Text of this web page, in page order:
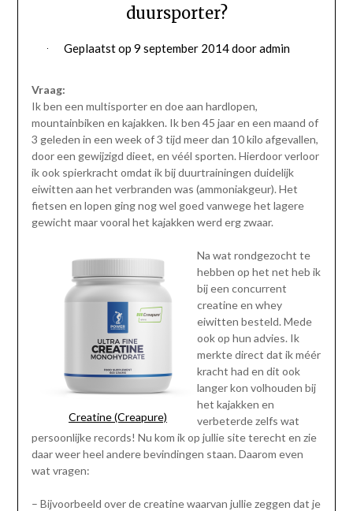
duursporter?
Geplaatst op 9 september 2014dooradmin
Vraag:
Ik ben een multisporter en doe aan hardlopen,
mountainbiken en kajakken. Ik ben 45 jaar en een maand of
3 geleden in een week of 3 tijd meer dan 10 kilo afgevallen,
door een gewijzigd dieet, en véél sporten. Hierdoor verloor
ik ook spierkracht omdat ik bij duurtrainingen duidelijk
eiwitten aan het verbranden was (ammoniakgeur). Het
fietsen en lopen ging nog wel goed vanwege het lagere
gewicht maar vooral het kajakken werd erg zwaar.
Creatine (Creapure)
Na wat rondgezocht te
hebben op het net heb ik
bij een concurrent
creatine en whey
eiwitten besteld. Mede
ook op hun advies. Ik
merkte direct dat ik méér
kracht had en dit ook
langer kon volhouden bij
het kajakken en
verbeterde zelfs wat
persoonlijke records! Nu kom ik op jullie site terecht en zie
daar weer heel andere bevindingen staan. Daarom even
wat vragen:
– Bijvoorbeeld over de creatine waarvan jullie zeggen dat je